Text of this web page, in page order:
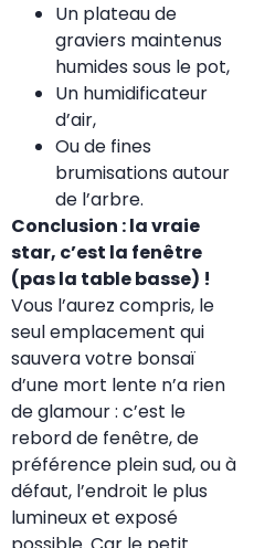
Un plateau de
graviers maintenus
humides sous le pot,
Un humidificateur
d’air,
Ou de fines
brumisations autour
de l’arbre.
Conclusion : la vraie
star, c’est la fenêtre
(pas la table basse) !
Vous l’aurez compris, le
seul emplacement qui
sauvera votre bonsaï
d’une mort lente n’a rien
de glamour : c’est le
rebord de fenêtre, de
préférence plein sud, ou à
défaut, l’endroit le plus
lumineux et exposé